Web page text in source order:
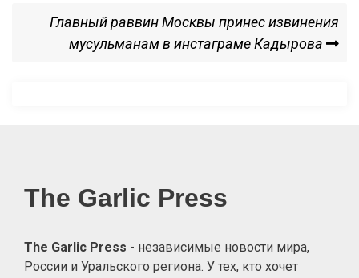
записям
Главный раввин Москвы принес извинения
мусульманам в инстаграме Кадырова
The Garlic Press
The Garlic Press - независимые новости мира,
России и Уральского региона. У тех, кто хочет